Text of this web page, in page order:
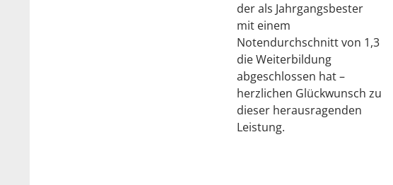
der als Jahrgangsbester
mit einem
Notendurchschnitt von 1,3
die Weiterbildung
abgeschlossen hat –
herzlichen Glückwunsch zu
dieser herausragenden
Leistung.